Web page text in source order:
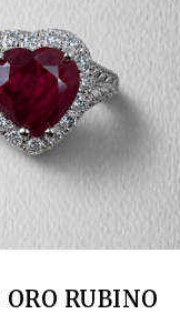
RUBINO